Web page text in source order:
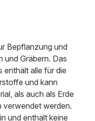
Bepflanzung und
und Gräbern. Das
enthält alle für die
und kann
als auch als Erde
verwendet werden.
und enthält keine